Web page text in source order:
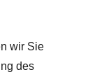
wir Sie
des